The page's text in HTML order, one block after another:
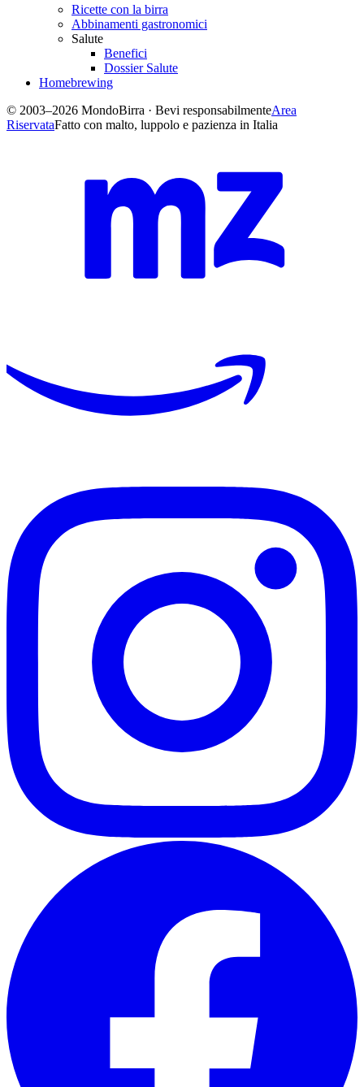
Ricette con la birra
Abbinamenti gastronomici
Salute
Benefici
Dossier Salute
Homebrewing
© 2003–2026 MondoBirra · Bevi responsabilmenteArea
RiservataFatto con malto, luppolo e pazienza in Italia